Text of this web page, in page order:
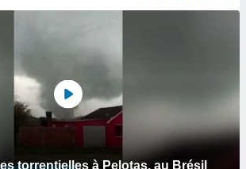
torrentielles à Pelotas, au Brésil